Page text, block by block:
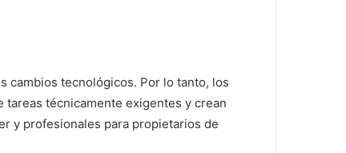
cambios tecnológicos. Por lo tanto, los
técnicamente exigentes y crean
y profesionales para propietarios de